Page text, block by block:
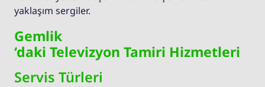
yaklaşım sergiler.
Gemlik
‘daki Televizyon Tamiri Hizmetleri
Servis Türleri